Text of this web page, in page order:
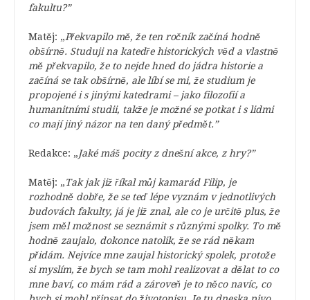
fakultu?”
Matěj: „Překvapilo mě, že ten ročník začíná hodně
obšírně. Studuji na katedře historických věd a vlastně
mě překvapilo, že to nejde hned do jádra historie a
začíná se tak obšírně, ale líbí se mi, že studium je
propojené i s jinými katedrami – jako filozofií a
humanitními studii, takže je možné se potkat i s lidmi
co mají jiný názor na ten daný předmět.”
Redakce: „Jaké máš pocity z dnešní akce, z hry?”
Matěj: „Tak jak již říkal můj kamarád Filip, je
rozhodně dobře, že se teď lépe vyznám v jednotlivých
budovách fakulty, já je již znal, ale co je určitě plus, že
jsem měl možnost se seznámit s různými spolky. To mě
hodně zaujalo, dokonce natolik, že se rád někam
přidám. Nejvíce mne zaujal historický spolek, protože
si myslím, že bych se tam mohl realizovat a dělat to co
mne baví, co mám rád a zároveň je to něco navíc, co